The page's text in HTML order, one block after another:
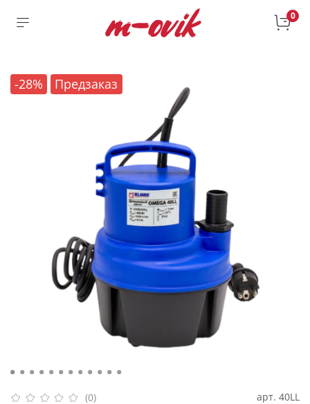
0
-28% Предзаказ
(0) арт. 40LL